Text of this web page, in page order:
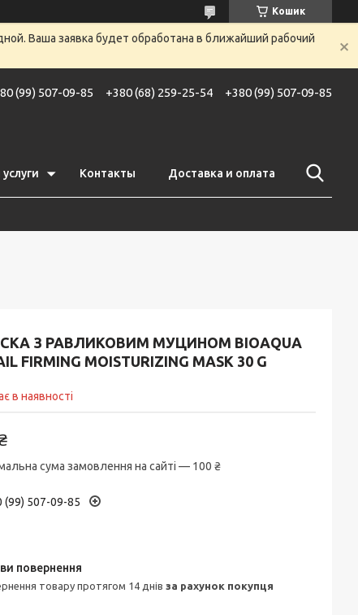
Кошик
Ваша заявка будет обработана в ближайший рабочий
(99) 507-09-85 +380 (68) 259-25-54 +380 (99) 507-09-85
Контакты Доставка и оплата
З РАВЛИКОВИМ МУЦИНОМ BIOAQUA
FIRMING MOISTURIZING MASK 30 G
в наявності
сума замовлення на сайті — 100 ₴
(99) 507-09-85
товару протягом 14 днів за рахунок покупця